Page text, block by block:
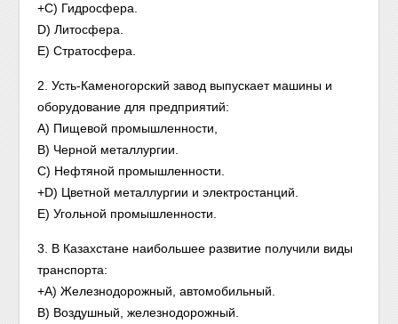
+C) Гидросфера.
D) Литосфера.
Е) Стратосфера.
2. Усть-Каменогорский завод выпускает машины и
оборудование для предприятий:
A) Пищевой промышленности,
B) Черной металлургии.
C) Нефтяной промышленности.
+D) Цветной металлургии и электростанций.
Е) Угольной промышленности.
3. В Казахстане наибольшее развитие получили виды
транспорта:
+A) Железнодорожный, автомобильный.
B) Воздушный, железнодорожный.